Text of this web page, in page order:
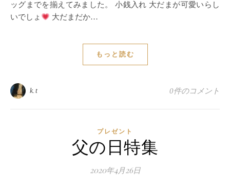
ッグまでを揃えてみました。 小銭入れ 大だまが可愛いらし
いでしょ
大だまだか…
もっと読む
k.t 0件のコメント
プレゼント
父の日特集
2020年4月26日